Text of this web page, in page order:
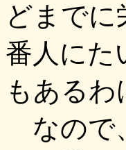
どまで
番人にた
もあるわ
なので